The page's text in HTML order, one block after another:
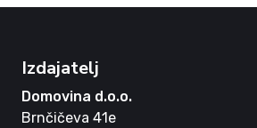
Izdajatelj
Domovina d.o.o.
Brnčičeva 41e